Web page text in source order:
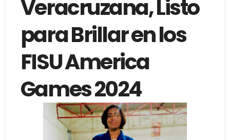
Veracruzana, Listo
para Brillar en los
FISU America
Games 2024